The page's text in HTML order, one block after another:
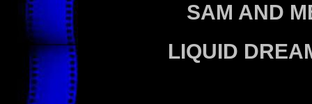
SAM AND
LIQUID